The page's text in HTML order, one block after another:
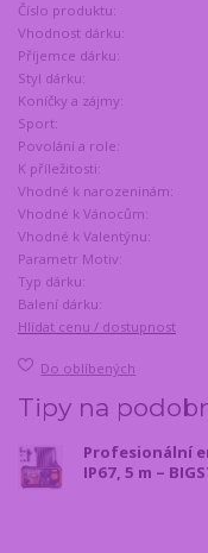
Číslo produktu:
Vhodnost dárku:
Příjemce dárku:
Styl dárku:
Koníčky a zájmy:
Sport:
Povolání a role:
K příležitosti:
Vhodné k narozeninám:
Vhodné k Vánocům:
Vhodné k Valentýnu:
Parametr Motiv:
Typ dárku:
Balení dárku:
Hlídat cenu / dostupnost
Do oblíbených
Tipy na
Profesionální
IP67, 5 m –